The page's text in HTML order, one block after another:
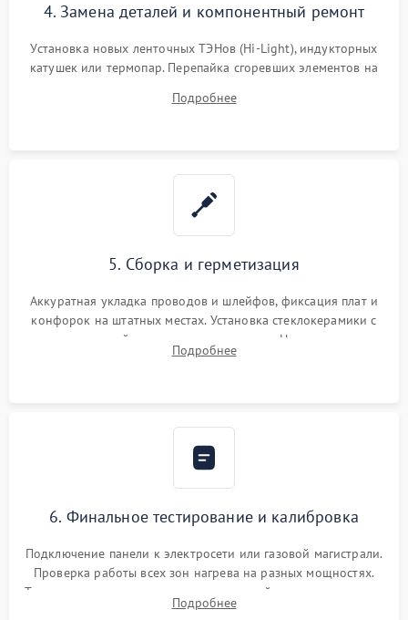
4. Замена деталей и компонентный ремонт
Установка новых ленточных ТЭНов (Hi-Light), индукторных
катушек или термопар. Перепайка сгоревших элементов на
дорожек. Очистка контактов и замена поврежденной
Подробнее
5. Сборка и герметизация
Аккуратная укладка проводов и шлейфов, фиксация плат и
конфорок на штатных местах. Установка стеклокерамики с
проверкой равномерности зазоров. Нанесение
термостойкого герметика или укладка уплотнительной
Подробнее
6. Финальное тестирование и калибровка
Подключение панели к электросети или газовой магистрали.
Проверка работы всех зон нагрева на разных мощностях.
Тестирование сенсорного управления, таймера, индикаторов
остаточного тепла и систем защиты от перегрева.
Подробнее